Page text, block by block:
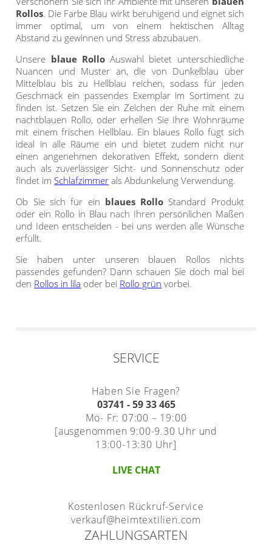
Rollos. Die Farbe Blau wirkt beruhigend und eignet sich
immer optimal, um von einem hektischen Alltag
Abstand zu gewinnen und Stress abzubauen.
Unsere blaue RolloAuswahl bietet unterschiedliche
Nuancen und Muster an, die von Dunkelblau über
Mittelblau bis zu Hellblau reichen, sodass für jeden
Geschmack ein passendes Exemplar im Sortiment zu
finden ist. Setzen Sie ein Zeichen der Ruhe mit einem
nachtblauen Rollo, oder erhellen Sie Ihre Wohnräume
mit einem frischen Hellblau. Ein blaues Rollo fügt sich
ideal in alle Räume ein und bietet zudem nicht nur
einen angenehmen dekorativen Effekt, sondern dient
auch als zuverlässiger Sicht- und Sonnenschutz oder
findet im Schlafzimmer als Abdunkelung Verwendung.
Ob Sie sich für ein blaues Rollo Standard Produkt
oder ein Rollo in Blau nach Ihren persönlichen Maßen
und Ideen entscheiden - bei uns werden alle Wünsche
erfüllt.
Sie haben unter unseren blauen Rollos nichts
passendes gefunden? Dann schauen Sie doch mal bei
den Rollos in lila oder bei Rollo grün vorbei.
SERVICE
Haben Sie Fragen?
03741 - 59 33 465
Mo- Fr: 07:00 – 19:00
[ausgenommen 9:00-9.30 Uhr und
13:00-13:30 Uhr]
LIVE CHAT
Kostenlosen Rückruf-Service
verkauf@heimtextilien.com
ZAHLUNGSARTEN